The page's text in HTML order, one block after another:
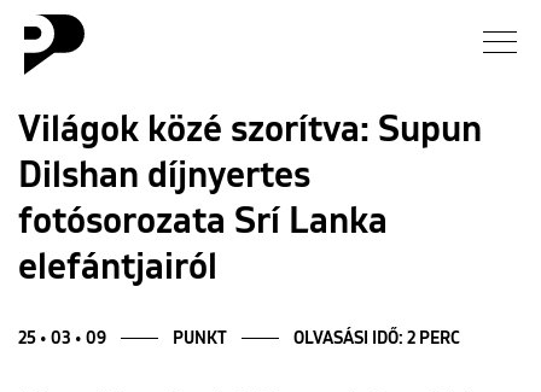
Galéria
Világok közé szorítva: Supun
Dilshan díjnyertes
fotósorozata Srí Lanka
elefántjairól
25 • 03 • 09 PUNKT OLVASÁSI IDŐ: 2 PERC